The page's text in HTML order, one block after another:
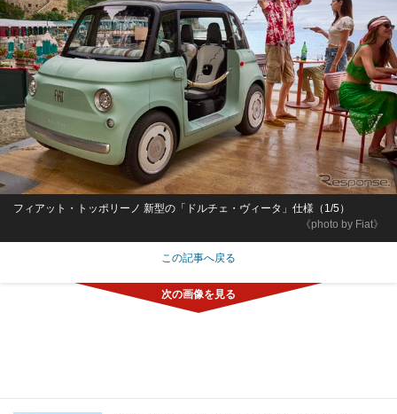
《photo by Fiat》
フィアット・トッポリーノ 新型の「ドルチェ・ヴィータ」仕様（1/5）
この記事へ戻る